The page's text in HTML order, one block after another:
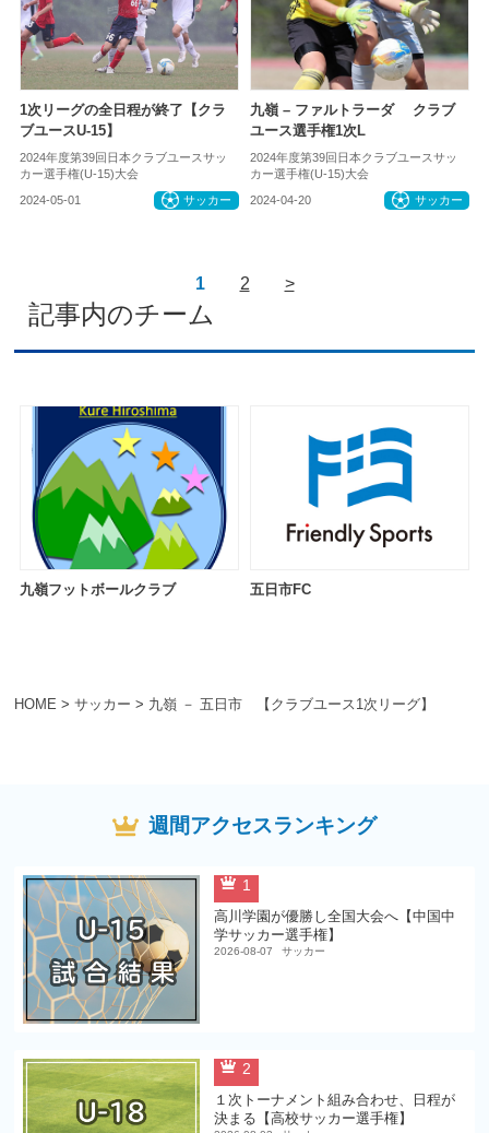
HOME > サッカー > 九嶺 － 五日市 【クラブユース1次リーグ】
1次リーグの全日程が終了【クラ
ブユースU-15】
2024年度第39回日本クラブユースサッ
カー選手権(U-15)大会
2024-05-01 サッカー
九嶺 – ファルトラーダ クラブ
ユース選手権1次L
2024年度第39回日本クラブユースサッ
カー選手権(U-15)大会
2024-04-20 サッカー
1 2 >
記事内のチーム
九嶺フットボールクラブ 五日市FC
週間アクセスランキング
1
高川学園が優勝し全国大会へ【中国中
学サッカー選手権】
2026-08-07 サッカー
2
１次トーナメント組み合わせ、日程が
決まる【高校サッカー選手権】